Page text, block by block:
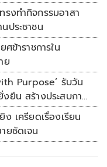
รงทำกิจกรรมอาสา
ประชาชน
ศข้าราชการใน
ย
Purpose’ รับวัน
ยืน สร้างประสบกา
ง เครียดเรื่องเรียน
ยชัดเจน